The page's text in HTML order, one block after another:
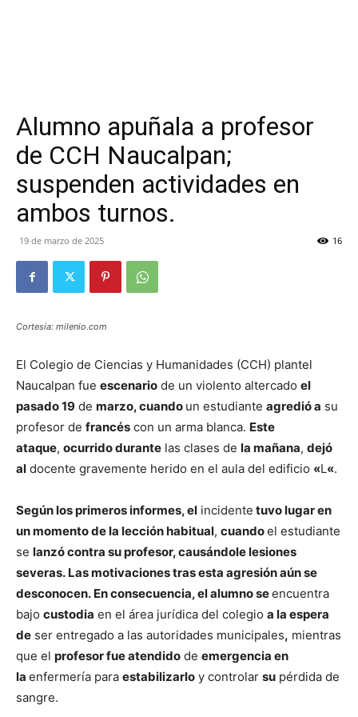
Alumno apuñala a profesor
de CCH Naucalpan;
suspenden actividades en
ambos turnos.
19 de marzo de 2025 16
Cortesía: milenio.com
El Colegio de Ciencias y Humanidades (CCH) plantel
Naucalpan fue escenario de un violento altercado el
pasado 19 de marzo, cuando un estudiante agredió a su
profesor de francés con un arma blanca. Este
ataque, ocurrido durante las clases de la mañana, dejó
al docente gravemente herido en el aula del edificio «L«.
Según los primeros informes, el incidente tuvo lugar en
un momento de la lección habitual, cuandoel estudiante
se lanzó contra su profesor, causándole lesiones
severas. Las motivaciones tras esta agresión aún se
desconocen. En consecuencia, el alumno seencuentra
bajo custodia en el área jurídica del colegio a la espera
de ser entregado a las autoridades municipales, mientras
que el profesor fue atendido de emergencia en
la enfermería para estabilizarlo y controlar su pérdida de
sangre.